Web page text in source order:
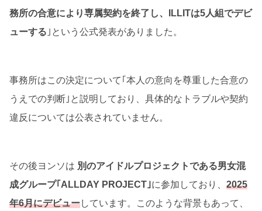
務所の合意により専属契約を終了し、ILLITは5人組でデビ
ューする ｣という公式発表がありました。
事務所はこの決定について｢本人の意向を尊重した合意の
うえでの判断｣と説明しており、具体的なトラブルや契約
違反については公表されていません。
その後ヨンソは 別のアイドルプロジェクトである男女混
成グループ｢ALLDAY PROJECT｣に参加しており、 2025
年6月にデビューしています。このような背景もあって、